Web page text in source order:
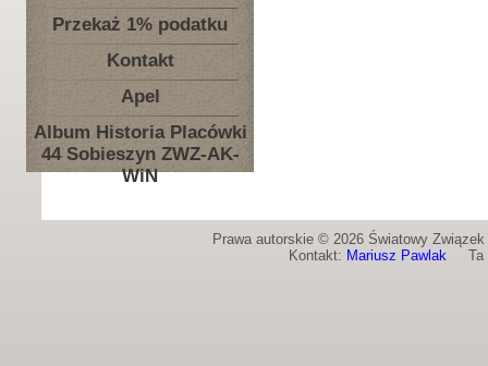
Przekaż 1% podatku
Kontakt
Apel
Album Historia Placówki
44 Sobieszyn ZWZ-AK-
WiN
Prawa autorskie © 2026 Światowy
Kontakt: Mariusz PawlakTa